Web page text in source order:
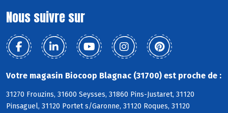
Nous suivre sur
Votre magasin Biocoop Blagnac (31700) est proche de :
31270 Frouzins, 31600 Seysses, 31860 Pins-Justaret, 31120
Pinsaguel, 31120 Portet s/Garonne, 31120 Roques, 31120